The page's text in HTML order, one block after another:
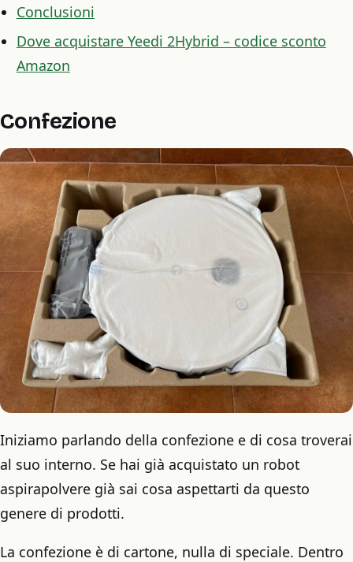
Conclusioni
Dove acquistare Yeedi 2Hybrid – codice sconto
Amazon
Confezione
Iniziamo parlando della confezione e di cosa troverai
al suo interno. Se hai già acquistato un robot
aspirapolvere già sai cosa aspettarti da questo
genere di prodotti.
La confezione è di cartone, nulla di speciale. Dentro